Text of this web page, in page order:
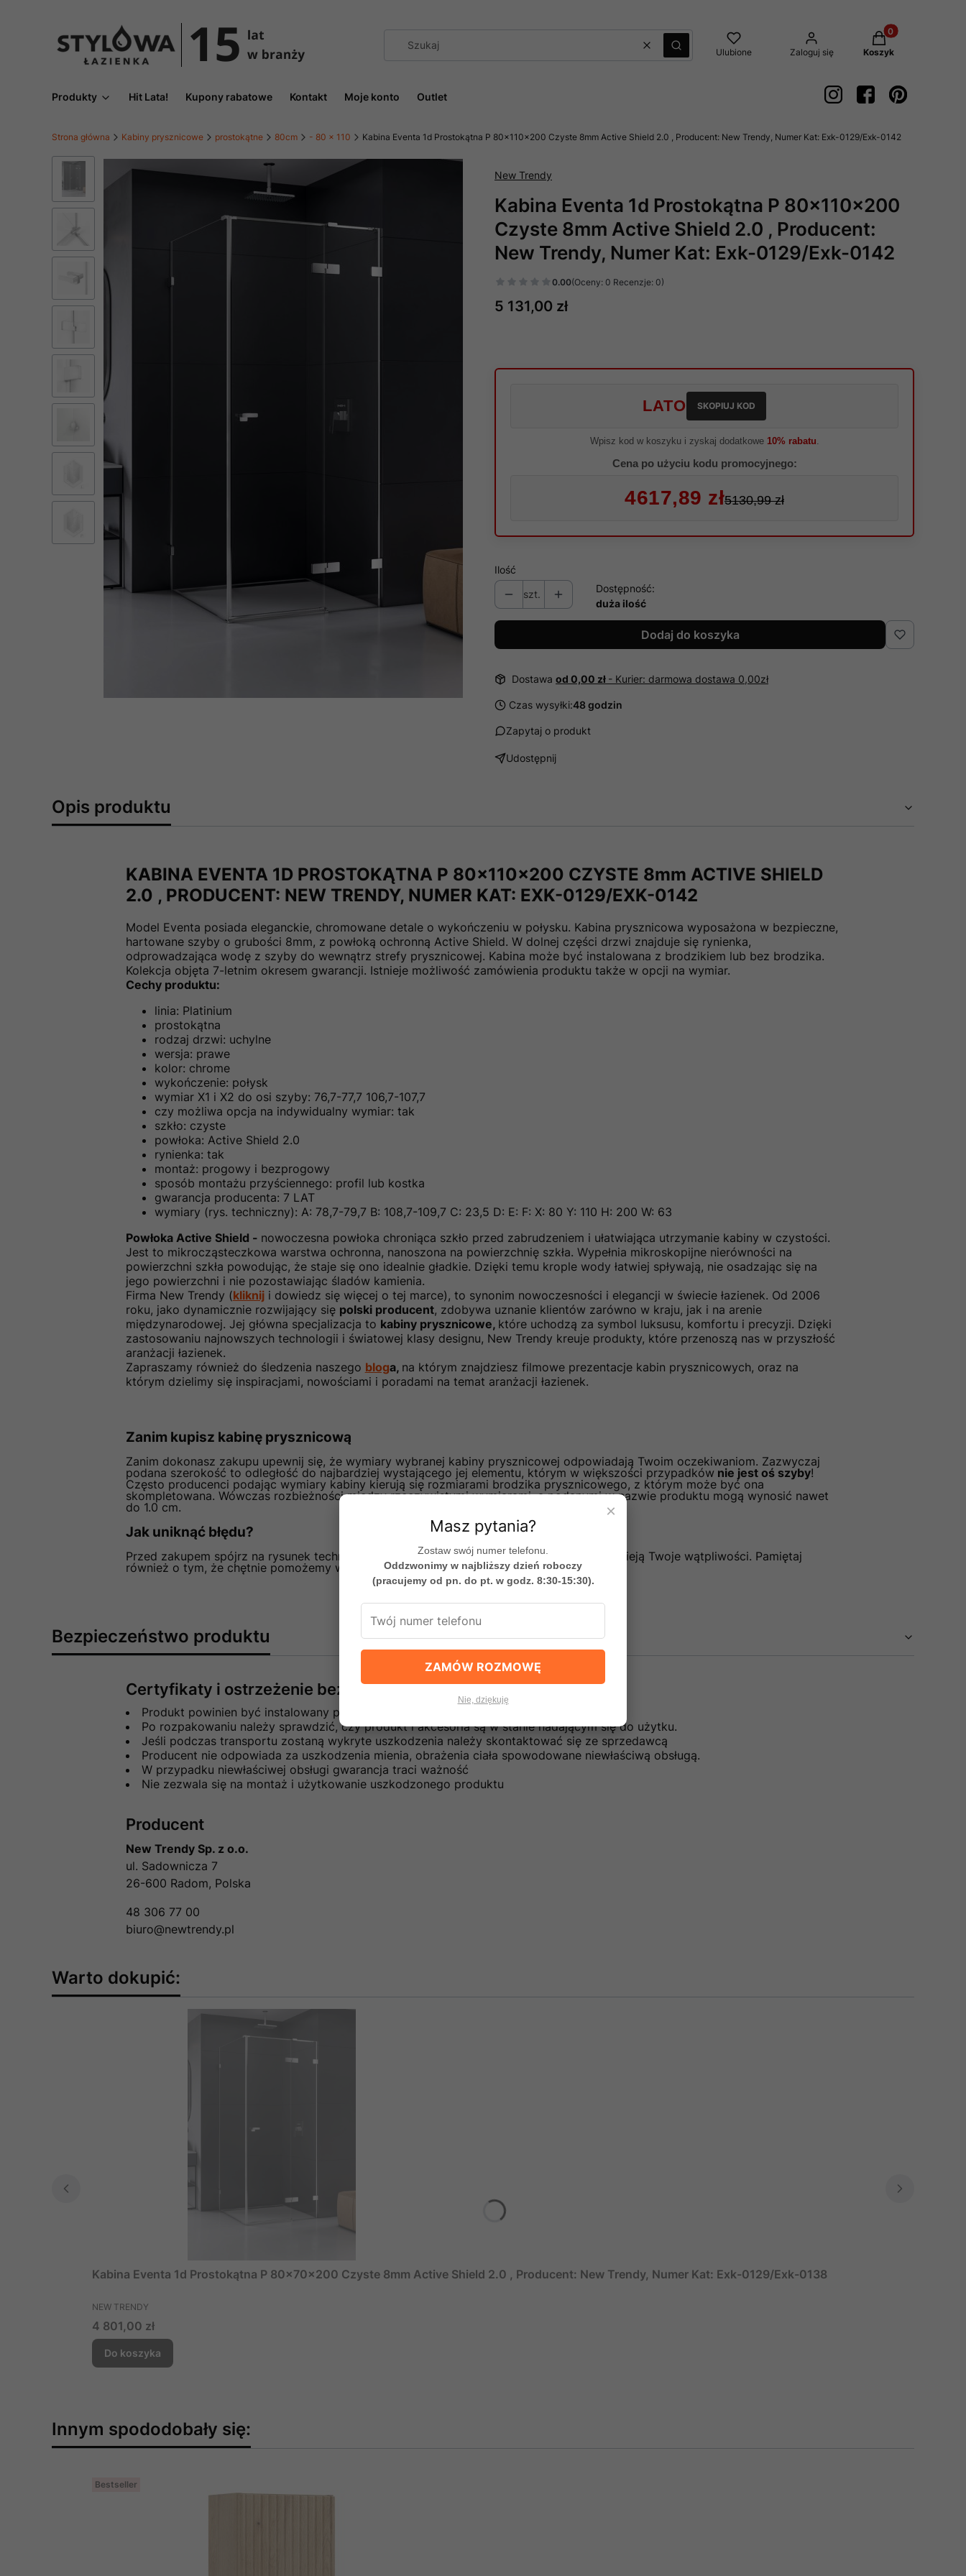
WyczyśćSzukaj Ulubione Zaloguj się
Produkty w
Koszyk
Produkty Hit Lata! Kupony rabatowe Kontakt Moje konto Outlet
Strona główna Kabiny prysznicowe prostokątne 80cm - 80 x 110 Kabina Eventa 1d Prostokątna P 80x110x200 Czyste 8mm Active Shield 2.0 , Producent: New Trendy, Numer Kat: Exk-0129/Exk-0142
New Trendy
Kabina Eventa 1d Prostokątna P 80x110x200
Czyste 8mm Active Shield 2.0 , Producent:
New Trendy, Numer Kat: Exk-0129/Exk-0142
0.00(Oceny: 0 Recenzje: 0)
Cena
5 131,00 zł
LATO SKOPIUJ KOD
Wpisz kod w koszyku i zyskaj dodatkowe 10% rabatu.
Cena po użyciu kodu promocyjnego:
4617,89 zł5130,99 zł
Ilość
szt.
Dostępność:
duża ilość
Dodaj do koszyka
Dostawa od 0,00 zł - Kurier: darmowa dostawa 0,00zł
Czas wysyłki:48 godzin
Zapytaj o produkt
Udostępnij
Opis produktu
KABINA EVENTA 1D PROSTOKĄTNA P 80x110x200 CZYSTE 8mm ACTIVE SHIELD
2.0 , PRODUCENT: NEW TRENDY, NUMER KAT: EXK-0129/EXK-0142
Model Eventa posiada eleganckie, chromowane detale o wykończeniu w połysku. Kabina prysznicowa wyposażona w bezpieczne,
hartowane szyby o grubości 8mm, z powłoką ochronną Active Shield. W dolnej części drzwi znajduje się rynienka,
odprowadzająca wodę z szyby do wewnątrz strefy prysznicowej. Kabina może być instalowana z brodzikiem lub bez brodzika.
Kolekcja objęta 7-letnim okresem gwarancji. Istnieje możliwość zamówienia produktu także w opcji na wymiar.
Cechy produktu:
linia: Platinium
prostokątna
rodzaj drzwi: uchylne
wersja: prawe
kolor: chrome
wykończenie: połysk
wymiar X1 i X2 do osi szyby: 76,7-77,7 106,7-107,7
czy możliwa opcja na indywidualny wymiar: tak
szkło: czyste
powłoka: Active Shield 2.0
rynienka: tak
montaż: progowy i bezprogowy
sposób montażu przyściennego: profil lub kostka
gwarancja producenta: 7 LAT
wymiary (rys. techniczny): A: 78,7-79,7 B: 108,7-109,7 C: 23,5 D: E: F: X: 80 Y: 110 H: 200 W: 63
Powłoka Active Shield - nowoczesna powłoka chroniąca szkło przed zabrudzeniem i ułatwiająca utrzymanie kabiny w czystości.
Jest to mikrocząsteczkowa warstwa ochronna, nanoszona na powierzchnię szkła. Wypełnia mikroskopijne nierówności na
powierzchni szkła powodując, że staje się ono idealnie gładkie. Dzięki temu krople wody łatwiej spływają, nie osadzając się na
jego powierzchni i nie pozostawiając śladów kamienia.
Firma New Trendy (klikniji dowiedz się więcej o tej marce), to synonim nowoczesności i elegancji w świecie łazienek. Od 2006
roku, jako dynamicznie rozwijający się polski producent, zdobywa uznanie klientów zarówno w kraju, jak i na arenie
międzynarodowej. Jej główna specjalizacja to kabiny prysznicowe, które uchodzą za symbol luksusu, komfortu i precyzji. Dzięki
zastosowaniu najnowszych technologii i światowej klasy designu, New Trendy kreuje produkty, które przenoszą nas w przyszłość
aranżacji łazienek.
Zapraszamy również do śledzenia naszego bloga, na którym znajdziesz filmowe prezentacje kabin prysznicowych, oraz na
którym dzielimy się inspiracjami, nowościami i poradami na temat aranżacji łazienek.
Zanim kupisz kabinę prysznicową
Zanim dokonasz zakupu upewnij się, że wymiary wybranej kabiny prysznicowej odpowiadają Twoim oczekiwaniom. Zazwyczaj
podana szerokość to odległość do najbardziej wystającego jej elementu, którym w większości przypadkównie jest oś szyby!
Często producenci podając wymiary kabiny kierują się rozmiarami brodzika prysznicowego, z którym może być ona
skompletowana. Wówczas rozbieżności między rzeczywistymi wymiarami, a podanymi w nazwie produktu mogą wynosić nawet
do 1.0 cm.
Jak uniknąć błędu?
Przed zakupem spójrz na rysunek techniczny. Zawiera on niezbędne informacje, które rozwieją Twoje wątpliwości. Pamiętaj
również o tym, że chętnie pomożemy w zakupie. Zadzwoń lub napiszdo nas.
Bezpieczeństwo produktu
Certyfikaty i ostrzeżenie bezpieczeństwa
Produkt powinien być instalowany przez wykwalifikowanych specjalistów
Po rozpakowaniu należy sprawdzić, czy produkt i akcesoria są w stanie nadającym się do użytku.
Jeśli podczas transportu zostaną wykryte uszkodzenia należy skontaktować się ze sprzedawcą
Producent nie odpowiada za uszkodzenia mienia, obrażenia ciała spowodowane niewłaściwą obsługą.
W przypadku niewłaściwej obsługi gwarancja traci ważność
Nie zezwala się na montaż i użytkowanie uszkodzonego produktu
Producent
New Trendy Sp. z o.o.
ul. Sadownicza 7
26-600 Radom, Polska
48 306 77 00
biuro@newtrendy.pl
Warto dokupić:
Kabina Eventa 1d Prostokątna P 80x70x200 Czyste 8mm Active Shield 2.0 , Producent: New Trendy, Numer Kat: Exk-0129/Exk-0138
PRODUCENT
NEW TRENDY
Cena
4 801,00 zł
Do koszyka
Innym spododobały się:
Bestseller
×
Masz pytania?
Zostaw swój numer telefonu.
Oddzwonimy w najbliższy dzień roboczy
(pracujemy od pn. do pt. w godz. 8:30-15:30).
ZAMÓW ROZMOWĘ
Nie, dziękuję